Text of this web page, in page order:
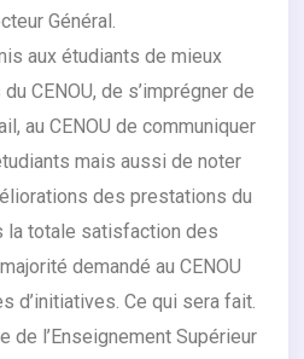
Général.
aux étudiants de mieux
CENOU, de s’imprégner de
au CENOU de communiquer
mais aussi de noter
des prestations du
la totale satisfaction des
demandé au CENOU
d’initiatives. Ce qui sera fait.
de l’Enseignement Supérieur